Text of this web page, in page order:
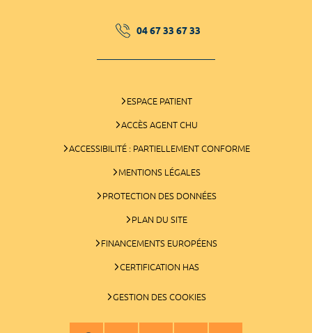
04 67 33 67 33
ESPACE PATIENT
ACCÈS AGENT CHU
ACCESSIBILITÉ : PARTIELLEMENT CONFORME
MENTIONS LÉGALES
PROTECTION DES DONNÉES
PLAN DU SITE
FINANCEMENTS EUROPÉENS
CERTIFICATION HAS
GESTION DES COOKIES